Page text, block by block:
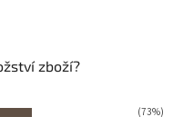
zboží?
(73%)